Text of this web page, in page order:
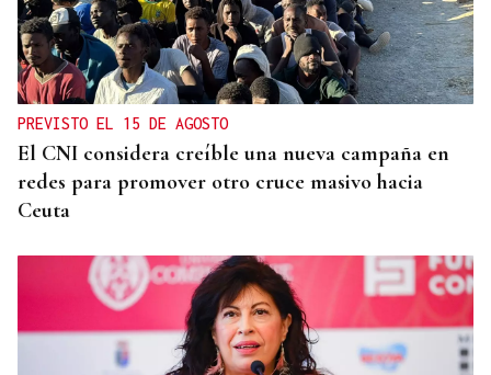
PREVISTO EL 15 DE AGOSTO
El CNI considera creíble una nueva campaña en
redes para promover otro cruce masivo hacia
Ceuta